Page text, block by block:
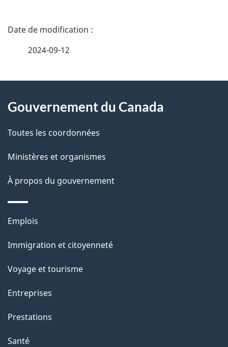
D
i
l
s
d
e
l
a
p
a
g
e
2024-09-12
propos
de
ce
site
Gouvernement du Canada
Toutes les coordonnées
Ministères et organismes
À propos du gouvernement
Thèmes
sujets
Emplois
Immigration et citoyenneté
Voyage et tourisme
Entreprises
Prestations
Santé